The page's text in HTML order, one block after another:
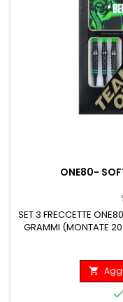
ONE80-
SET 3 FRECCETTE
GRAMMI (MONTATE
